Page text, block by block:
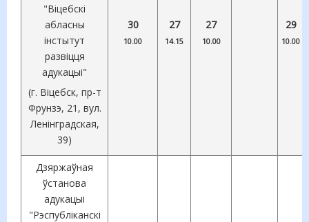
"Віцебскі
абласны
інстытут
развіцця
адукацыі"
(г. Віцебск, пр-т
Фрунзэ, 21, вул.
Ленінградская,
39)
30
10.00
27
14.15
27
10.00
29
10.00
Дзяржаўная
ўстанова
адукацыі
"Рэспубліканскі